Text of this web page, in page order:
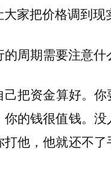
家把价格调到现
的周期需要注意什
己把资金算好。你
你的钱很值钱。
打他，他就还不